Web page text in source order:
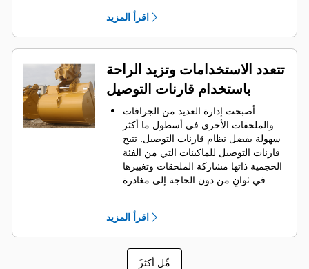
يمكنك حماية أهم المناطق التي تتعرض
للتآكل المفرط في الجرافة باستخدام
أدوات التعشيق الأرضية (GET) من Cat .
‏‫تحافظ واقيات القضبان الجانبية والقواطع
الجانبية على أجزاء الجرافة التي تحتك
بالمواد وتخترقها بأكبر قدر.
يمكنك خفض تكاليف الصيانة باختيار
أدوات التعشيق الأرضية (GET) المناسبة
لجرافتك وتطبيقاتك.
تتوفر خيارات متنوعة من أطراف
الجرافات بما يتناسب مع تطبيقاتك.‬ سواء
كنت بحاجة إلى تنظيف الأرض وتسويتها أو
الحفر في المواد الصلبة الكاشطة، ستجد
لدينا الطرف المناسب.
اقرأ المزيد
تتعدد الاستخدامات وتزيد الراحة
باستخدام قارنات التوصيل
أصبحت إدارة العديد من الجرافات
والملحقات الأخرى في أسطول ما أكثر
سهولة بفضل نظام قارنات التوصيل. ‏‫تتيح
قارنات التوصيل للماكينات التي من الفئة
الحجمية ذاتها مشاركة الملحقات وتغييرها
في ثوانٍ من دون الحاجة إلى مغادرة
كما أن الجرافات التي يمكن تثبيتها
مباشرة بالماكينة بمسامير تتوافق مع
قارنات التوصيل ذات مسمار الإمساك من
Cat®‎، باستثناء الجرافات ذات مسمار
الإمساك من الفئة Performance.‬ ‏‫تحتوي
اقرأ المزيد
َمِّل أكثر